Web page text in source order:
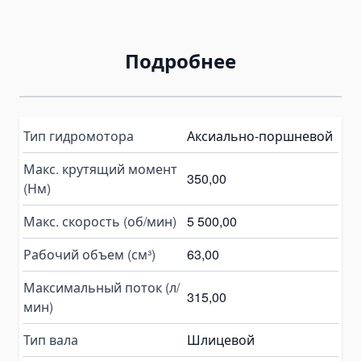
Запчасти для гидравлических насосов
Pompa Hidrolik Excavator
Pompa Hidrolik Loader
Коробки отбора мощности
Гидрораспределители
Моноблочные гидрораспределители
Гидрораспределители для самосвалов
Гидравлические клапаны
Детали для гидрораспределителей
Angle Seat Valves
Solenoid Valves
Solenoid Valves
Подробнее
Тип гидромотора
Аксиально-поршневой
Макс. крутящий момент
(Нм)
350,00
Макс. скорость (об/мин)
5 500,00
Рабочий объем (см³)
63,00
Максимальный поток (л/
мин)
315,00
Тип вала Шлицевой